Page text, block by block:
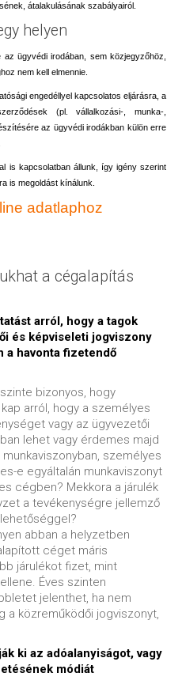
átalakulásának szabályairól.
helyen
ügyvédi irodában, sem közjegyzőhöz,
nem kell elmennie.
engedéllyel kapcsolatos eljárásra, a
(pl. vállalkozási-, munka-,
az ügyvédi irodákban külön erre
is kapcsolatban állunk, így igény szerint
is megoldást kínálunk.
adatlaphoz
a cégalapítás
arról, hogy a tagok
és képviseleti jogviszony
a havonta fizetendő
bizonyos, hogy
arról, hogy a személyes
vagy az ügyvezetői
lehet vagy érdemes majd
személyes
e egyáltalán munkaviszonyt
cégben? Mekkora a járulék
a tevékenységre jellemző
abban a helyzetben
céget máris
járulékot fizet, mint
Éves szinten
jelenthet, ha nem
a közreműködői jogviszonyt,
ki az adóalanyiságot, vagy
módját